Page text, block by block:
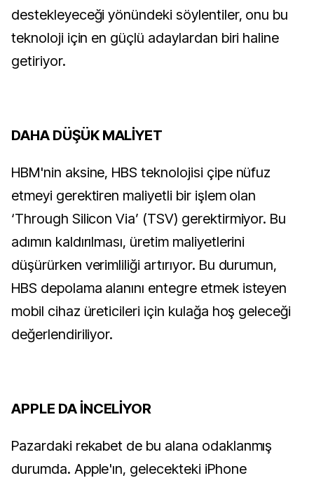
destekleyeceği yönündeki söylentiler, onu bu
teknoloji için en güçlü adaylardan biri haline
getiriyor.
DAHA DÜŞÜK MALİYET
HBM'nin aksine, HBS teknolojisi çipe nüfuz
etmeyi gerektiren maliyetli bir işlem olan
‘Through Silicon Via’ (TSV) gerektirmiyor. Bu
adımın kaldırılması, üretim maliyetlerini
düşürürken verimliliği artırıyor. Bu durumun,
HBS depolama alanını entegre etmek isteyen
mobil cihaz üreticileri için kulağa hoş geleceği
değerlendiriliyor.
APPLE DA İNCELİYOR
Pazardaki rekabet de bu alana odaklanmış
durumda. Apple'ın, gelecekteki iPhone